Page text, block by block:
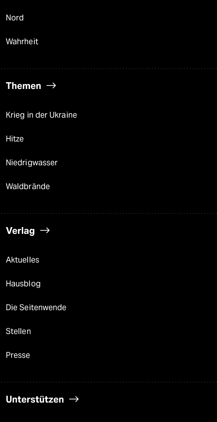
Nord
Wahrheit
Themen
Krieg in der Ukraine
Hitze
Niedrigwasser
Waldbrände
Verlag
Aktuelles
Hausblog
Die Seitenwende
Stellen
Presse
Unterstützen